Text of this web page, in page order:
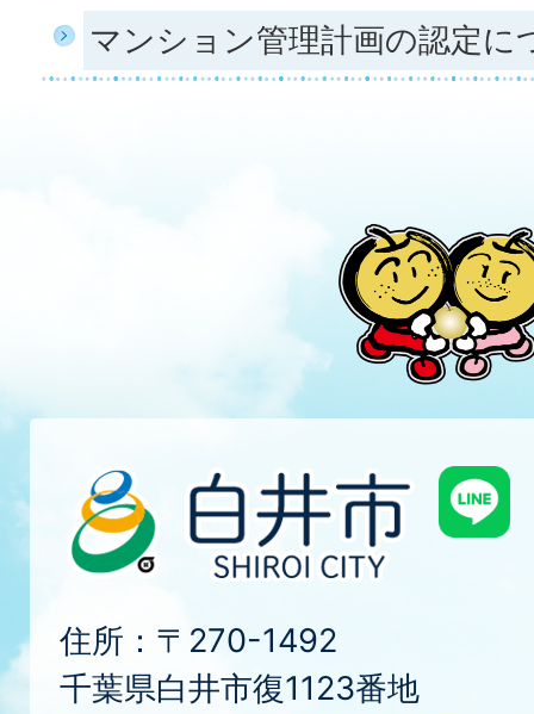
マンション管理計画の認定に
住所：〒270-1492
千葉県白井市復1123番地